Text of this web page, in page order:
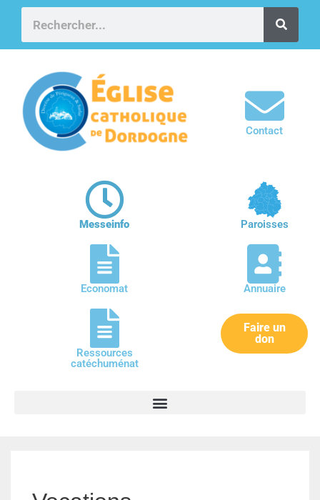
Contact
Messeinfo Paroisses
Economat Annuaire
Ressources
catéchuménat
Faire un
don